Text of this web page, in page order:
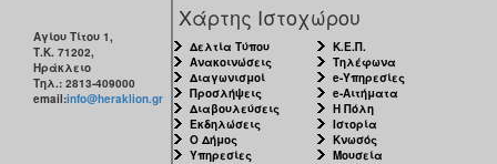
Αγίου Τίτου 1,
Τ.Κ. 71202,
Ηράκλειο
Τηλ.: 2813-409000
email:info@heraklion.gr
Χάρτης Ιστοχώρου
Δελτία Τύπου
Ανακοινώσεις
Διαγωνισμοί
Προσλήψεις
Διαβουλεύσεις
Εκδηλώσεις
Ο Δήμος
Υπηρεσίες
Κ.Ε.Π.
Τηλέφωνα
e-Υπηρεσίες
e-Αιτήματα
Η Πόλη
Ιστορία
Κνωσός
Μουσεία